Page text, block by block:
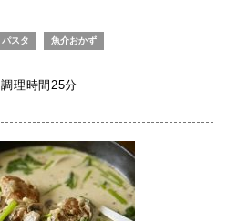
パスタ 魚介おかず
調理時間25分